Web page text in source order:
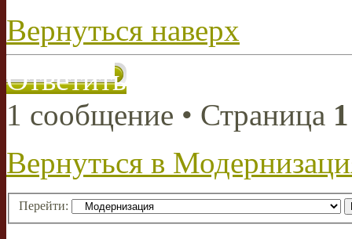
Вернуться наверх
Ответить
1 сообщение • Страница 1
Вернуться в
Перейти: